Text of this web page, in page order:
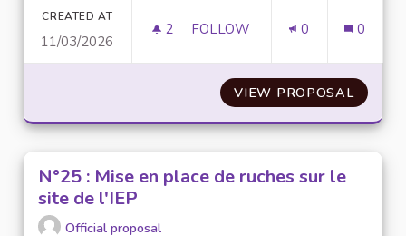
CREATED AT
11/03/2026
2 2 FOLLOWERS
FOLLOW 0 0
VIEW PROPOSALN° 23 :
N°25 : Mise en place de ruches sur le
site de l'IEP
Official proposal